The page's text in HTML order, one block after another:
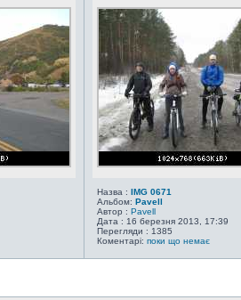
Назва : IMG 0671
Альбом: Pavell
Автор : Pavell
Дата : 16 березня 2013, 17:39
Перегляди : 1385
Коментарі: поки що немає